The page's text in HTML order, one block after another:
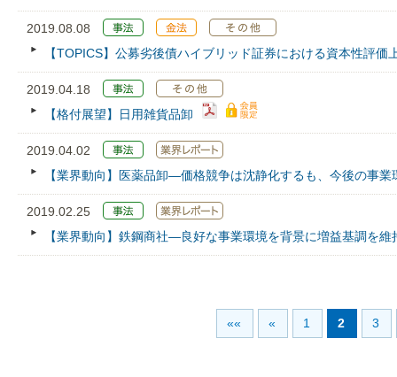
2019.08.08
【TOPICS】公募劣後債ハイブリッド証券における資本性評価
2019.04.18
【格付展望】日用雑貨品卸
2019.04.02
【業界動向】医薬品卸―価格競争は沈静化するも、今後の事
2019.02.25
【業界動向】鉄鋼商社―良好な事業環境を背景に増益基調を
«« « 1 2 3